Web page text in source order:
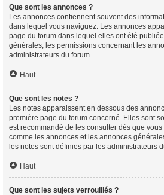
Que sont les annonces ?
Les annonces contiennent souvent des
dans lequel vous naviguez. Les annonces
page du forum dans lequel elles ont été
générales, les permissions concernant les
administrateurs du forum.
Haut
Que sont les notes ?
Les notes apparaissent en dessous des
première page du forum concerné. Elles sont
est recommandé de les consulter dès que
comme les annonces et les annonces
les notes sont définies par les administrateurs
Haut
Que sont les sujets verrouillés ?